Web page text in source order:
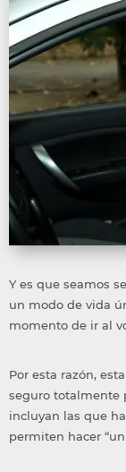
Y es que seamos
un modo de vida
momento de ir al
Por esta razón,
seguro totalmente
incluyan las que
permiten hacer